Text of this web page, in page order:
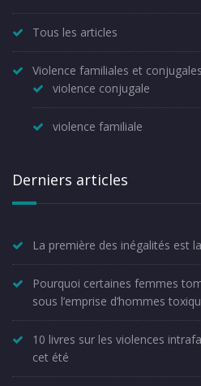
Tous les articles
Violence familiales et conjugales
violence conjugale
violence familiale
Derniers articles
La première des inégalités est
Pourquoi certaines femmes
sous l’emprise d’hommes
10 livres sur les violences
cet été